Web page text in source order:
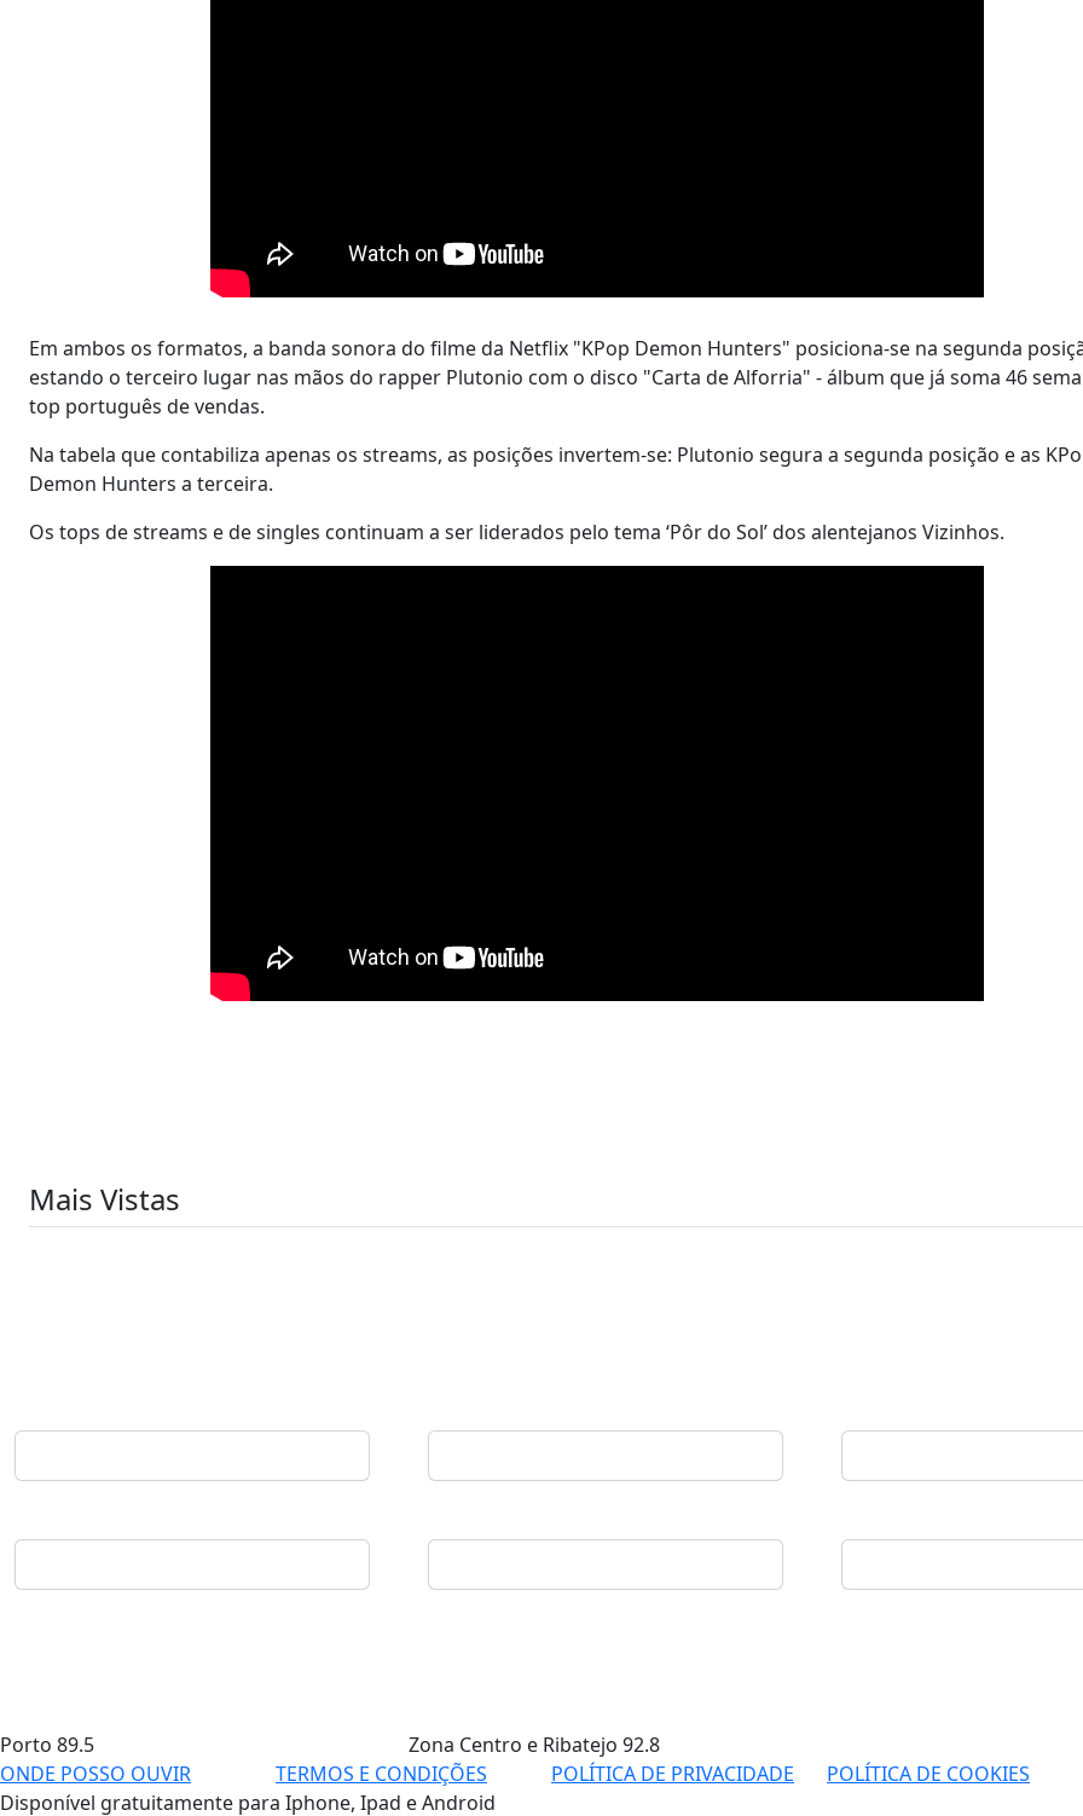
Em ambos os formatos, a banda sonora do filme da Netflix "KPop Demon Hunters" posiciona-se na segunda
estando o terceiro lugar nas mãos do rapper Plutonio com o disco "Carta de Alforria" - álbum que já soma 46
top português de vendas.
Na tabela que contabiliza apenas os streams, as posições invertem-se: Plutonio segura a segunda posição e as
Demon Hunters a terceira.
Os tops de streams e de singles continuam a ser liderados pelo tema ‘Pôr do Sol’ dos alentejanos Vizinhos.
Mais Vistas
Porto 89.5 Zona Centro e Ribatejo 92.8
ONDE POSSO OUVIR
TERMOS E CONDIÇÕES POLÍTICA DE PRIVACIDADE
POLÍTICA DE COOKIES
Disponível gratuitamente para Iphone, Ipad e Android